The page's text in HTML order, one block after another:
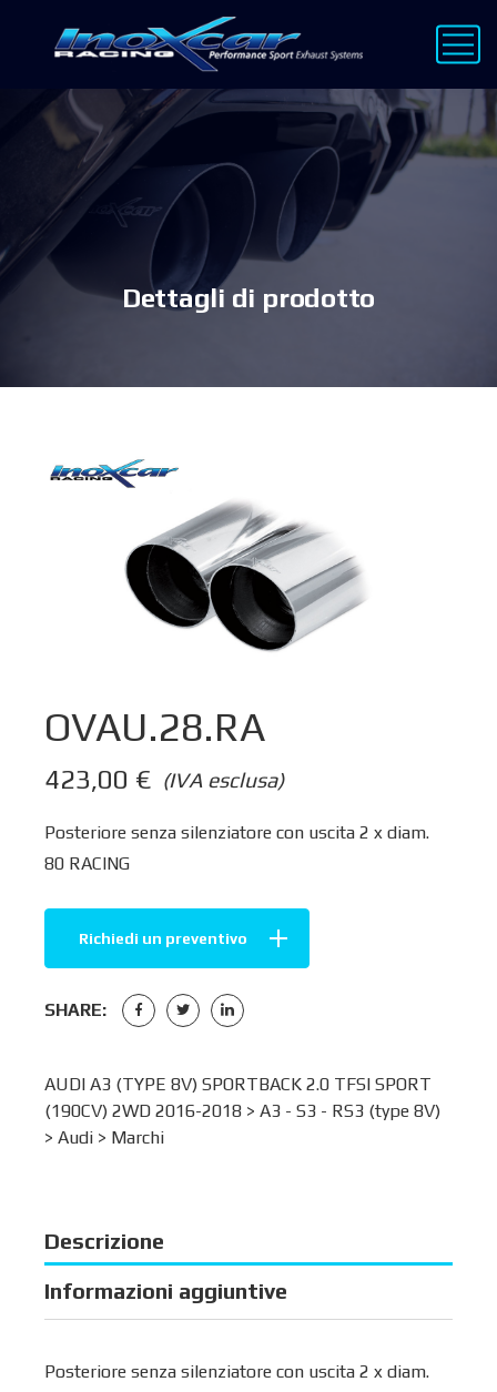
Dettagli di prodotto
OVAU.28.RA
(IVA esclusa)
423,00 €
Posteriore senza silenziatore con uscita 2 x diam.
80 RACING
Richiedi un preventivo
SHARE:
AUDI A3 (TYPE 8V) SPORTBACK 2.0 TFSI SPORT
(190CV) 2WD 2016-2018 > A3 - S3 - RS3 (type 8V)
> Audi > Marchi
Descrizione
Informazioni aggiuntive
Posteriore senza silenziatore con uscita 2 x diam.